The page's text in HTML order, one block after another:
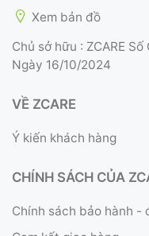
Xem bản đồ
Chủ sở hữu : ZCARE
Ngày 16/10/2024
VỀ ZCARE
Ý kiến khách hàng
CHÍNH SÁCH CỦA
Chính sách bảo hành -